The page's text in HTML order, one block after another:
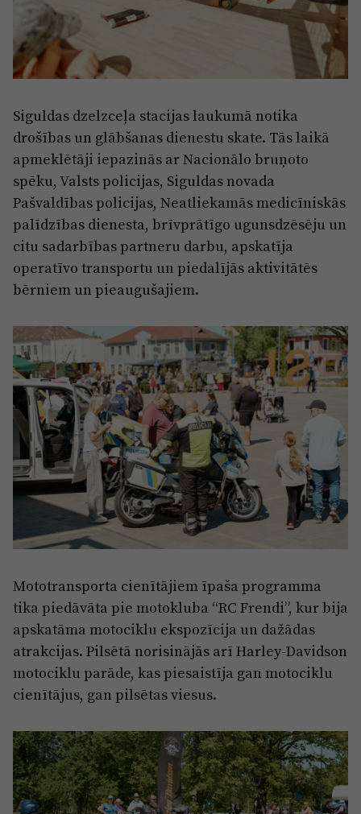
Siguldas dzelzceļa stacijas laukumā notika
drošības un glābšanas dienestu skate. Tās laikā
apmeklētāji iepazinās ar Nacionālo bruņoto
spēku, Valsts policijas, Siguldas novada
Pašvaldības policijas, Neatliekamās medicīniskās
palīdzības dienesta, brīvprātīgo ugunsdzēsēju un
citu sadarbības partneru darbu, apskatīja
operatīvo transportu un piedalījās aktivitātēs
bērniem un pieaugušajiem.
Mototransporta cienītājiem īpaša programma
tika piedāvāta pie motokluba “RC Frendi”, kur bija
apskatāma motociklu ekspozīcija un dažādas
atrakcijas. Pilsētā norisinājās arī Harley-Davidson
motociklu parāde, kas piesaistīja gan motociklu
cienītājus, gan pilsētas viesus.